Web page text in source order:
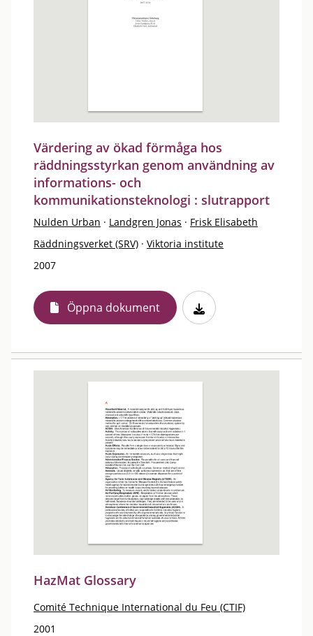
Värdering av ökad förmåga hos
räddningsstyrkan genom användning av
informations- och
kommunikationsteknologi : slutrapport
Nulden Urban · Landgren Jonas · Frisk Elisabeth
Räddningsverket (SRV) · Viktoria institute
2007
Öppna dokument
HazMat Glossary
Comité Technique International du Feu (CTIF)
2001